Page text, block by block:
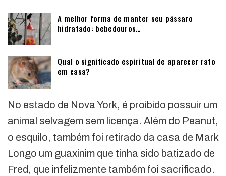
A melhor forma de manter seu pássaro
hidratado: bebedouros…
Qual o significado espiritual de aparecer rato
em casa?
No estado de Nova York, é proibido possuir um
animal selvagem sem licença. Além do Peanut,
o esquilo, também foi retirado da casa de Mark
Longo um guaxinim que tinha sido batizado de
Fred, que infelizmente também foi sacrificado.